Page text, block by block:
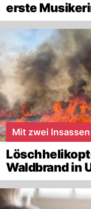
erste
Mit zwei Insassen
Waldbrand in